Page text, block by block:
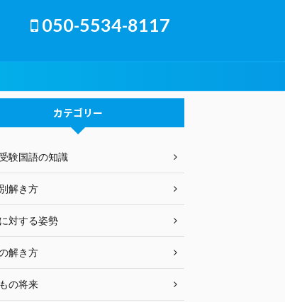
050-5534-8117
カテゴリー
験国語の知識
解き方
対する姿勢
解き方
の将来